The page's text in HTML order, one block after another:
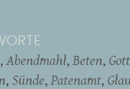
Abendmahl Beten
Sünde Patenamt